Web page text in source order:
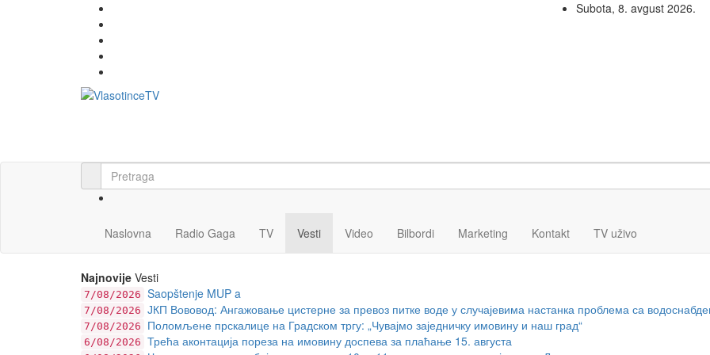
Subota, 8. avgust 2026.
Naslovna Radio Gaga TV Vesti Video Bilbordi Marketing Kontakt TV uživo
Najnovije Vesti
7/08/2026 Saopštenje MUP a
7/08/2026 ЈКП Вововод: Ангажовање цистерне за превоз питке воде у случајевима настанка проблема са
7/08/2026 Поломљене прскалице на Градском тргу: „Чувајмо заједничку имовину и наш град“
6/08/2026 Трећа аконтација пореза на имовину доспева за плаћање 15. августа